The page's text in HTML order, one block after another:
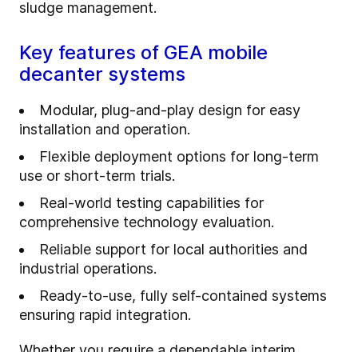
sludge management.
Key features of GEA mobile
decanter systems
Modular, plug-and-play design for easy
installation and operation.
Flexible deployment options for long-term
use or short-term trials.
Real-world testing capabilities for
comprehensive technology evaluation.
Reliable support for local authorities and
industrial operations.
Ready-to-use, fully self-contained systems
ensuring rapid integration.